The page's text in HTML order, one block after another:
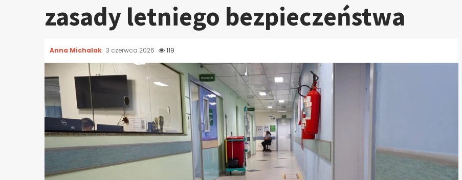
zasady letniego bezpieczeństwa
Anna Michalak 3 czerwca 2026 119